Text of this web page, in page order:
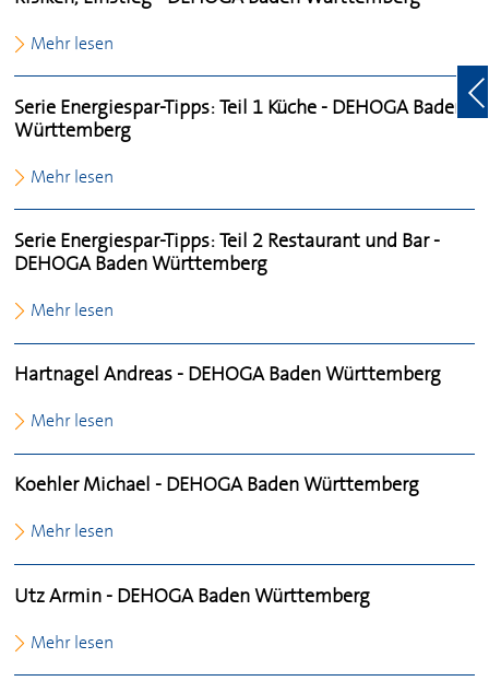
Mehr lesen
Serie Energiespar-Tipps: Teil 1 Küche - DEHOGABaden
Württemberg
Mehr lesen
Serie Energiespar-Tipps: Teil 2 Restaurant und Bar -
DEHOGABaden Württemberg
Mehr lesen
Hartnagel Andreas - DEHOGABaden Württemberg
Mehr lesen
Koehler Michael - DEHOGABaden Württemberg
Mehr lesen
Utz Armin - DEHOGABaden Württemberg
Mehr lesen